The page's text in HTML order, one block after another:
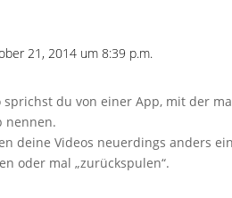
21, 2014 um 8:39 p.m.
sprichst du von einer App, mit der
nennen.
deine Videos neuerdings anders
oder mal „zurückspulen“.